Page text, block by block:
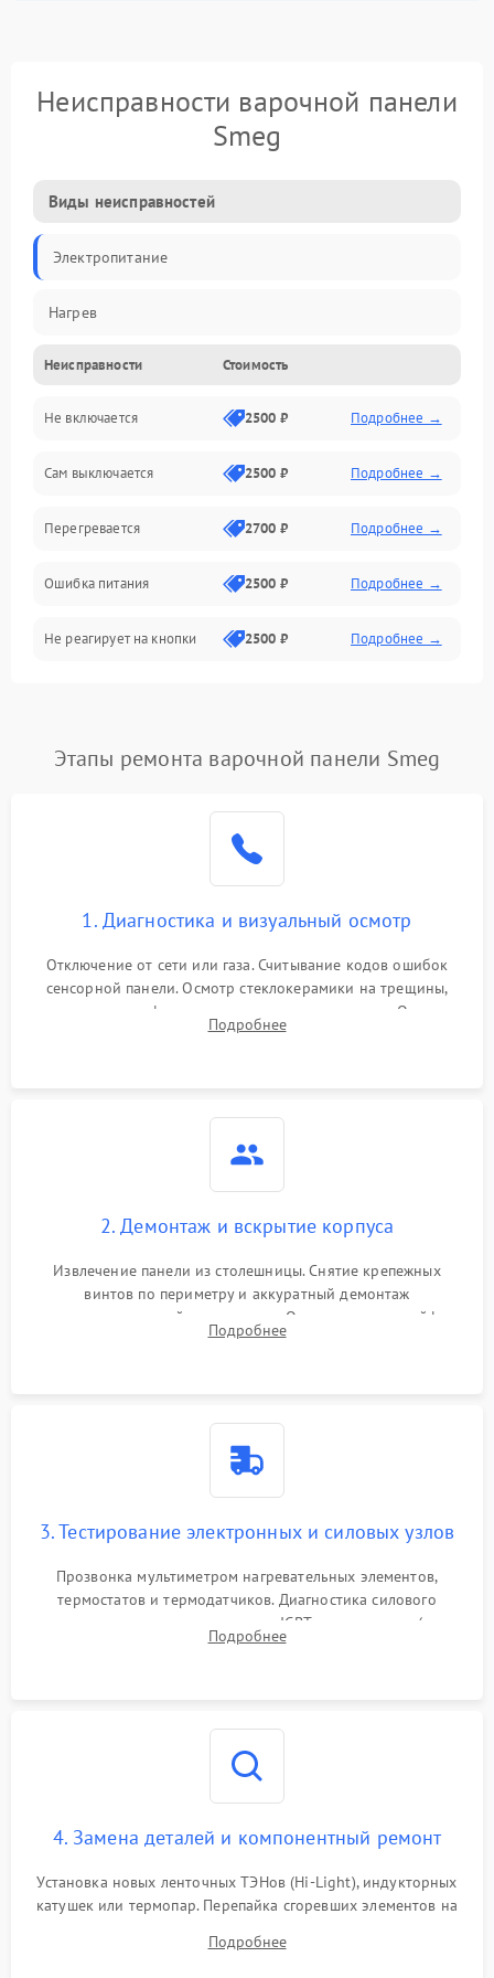
Неисправности варочной панели
Smeg
Виды неисправностей
Электропитание
Нагрев
Неисправности Стоимость
Не включается 2500 ₽ Подробнее →
Сам выключается 2500 ₽ Подробнее →
Перегревается 2700 ₽ Подробнее →
Ошибка питания 2500 ₽ Подробнее →
Не реагирует на кнопки 2500 ₽ Подробнее →
Этапы ремонта варочной панели Smeg
1. Диагностика и визуальный осмотр
Отключение от сети или газа. Считывание кодов ошибок
сенсорной панели. Осмотр стеклокерамики на трещины,
проверка конфорок на равномерность нагрева. Опрос
клиента о симптомах (не включается, не видит посуду,
Подробнее
2. Демонтаж и вскрытие корпуса
Извлечение панели из столешницы. Снятие крепежных
винтов по периметру и аккуратный демонтаж
стеклокерамической поверхности. Отсоединение шлейфов
сенсорного блока для доступа к силовым платам, катушкам
Подробнее
3. Тестирование электронных и силовых узлов
Прозвонка мультиметром нагревательных элементов,
термостатов и термодатчиков. Диагностика силового
модуля, реле, диодных мостов и IGBT-транзисторов (для
индукции). Проверка кранов и газ-контроля (для газовых
Подробнее
4. Замена деталей и компонентный ремонт
Установка новых ленточных ТЭНов (Hi-Light), индукторных
катушек или термопар. Перепайка сгоревших элементов на
дорожек. Очистка контактов и замена поврежденной
Подробнее